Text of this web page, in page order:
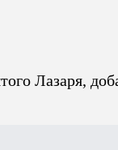
Лазаря,